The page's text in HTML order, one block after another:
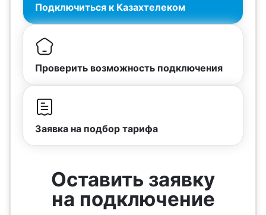
Подключиться к Казахтелеком
Проверить возможность подключения
Заявка на подбор тарифа
Оставить заявку
на подключение